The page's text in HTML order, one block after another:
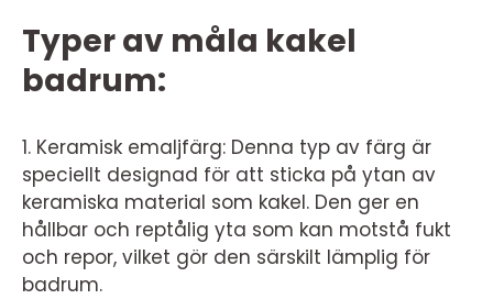
Typer av måla kakel
badrum:
1. Keramisk emaljfärg: Denna typ av färg är
speciellt designad för att sticka på ytan av
keramiska material som kakel. Den ger en
hållbar och reptålig yta som kan motstå fukt
och repor, vilket gör den särskilt lämplig för
badrum.